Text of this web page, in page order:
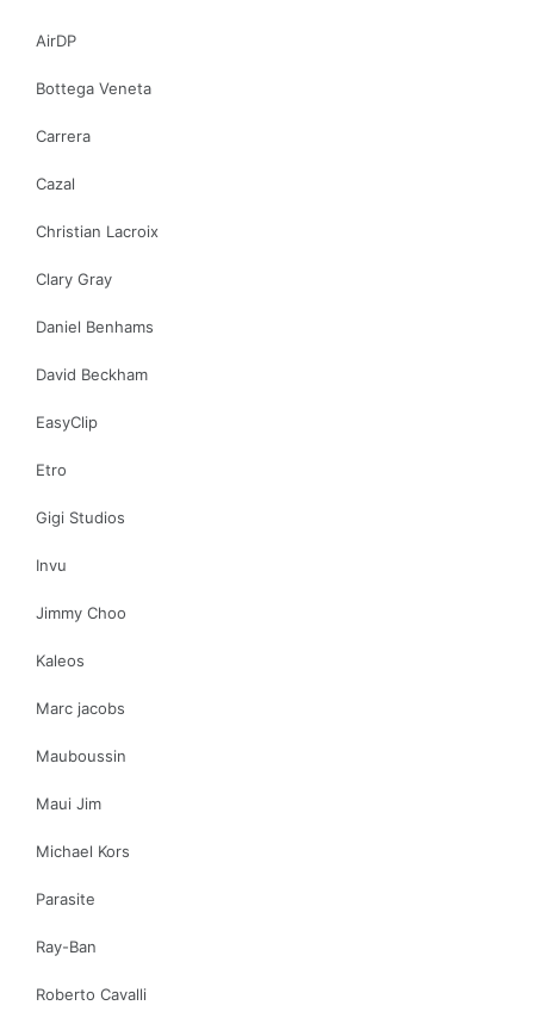
AirDP
Bottega Veneta
Carrera
Cazal
Christian Lacroix
Clary Gray
Daniel Benhams
David Beckham
EasyClip
Etro
Gigi Studios
Invu
Jimmy Choo
Kaleos
Marc jacobs
Mauboussin
Maui Jim
Michael Kors
Parasite
Ray-Ban
Roberto Cavalli